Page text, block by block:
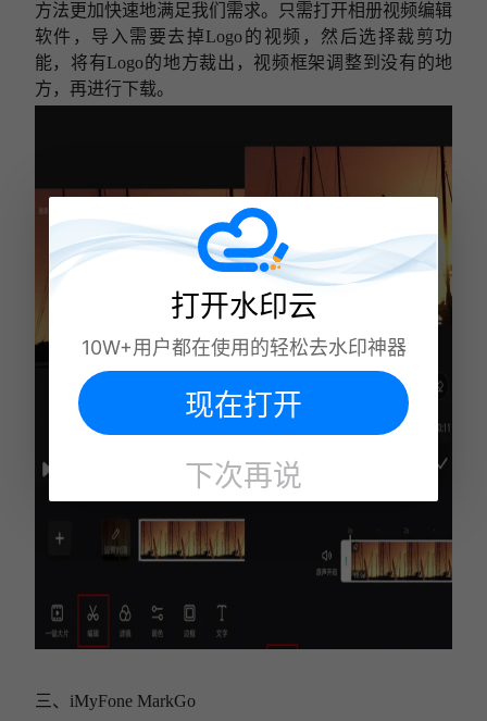
方法更加快速地满足我们 需求。只需打开相册视频编辑
软件，导入需要去掉Logo的视频，然后选择裁剪功
能， 将有Logo的地方裁出， 视频框架调整到 没有的地
方，再进行下载。
三、 iMyFone MarkGo
打开水印云
10W+用户都在使用的轻松去水印神器
现在打开
下次再说